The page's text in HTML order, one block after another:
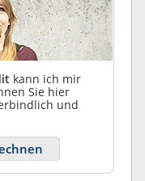
kann ich mir
Sie hier
und